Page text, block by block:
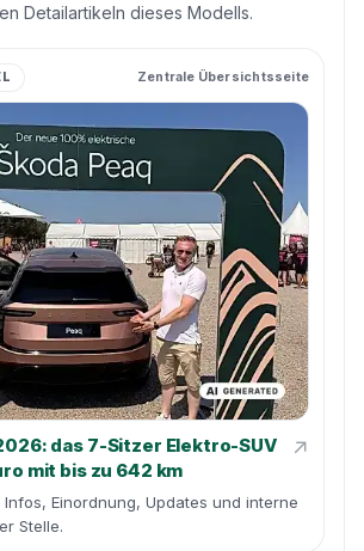
Detailartikeln dieses Modells.
Zentrale Übersichtsseite
das 7-Sitzer Elektro-SUV
mit bis zu 642 km
↗
Einordnung, Updates und interne
Stelle.